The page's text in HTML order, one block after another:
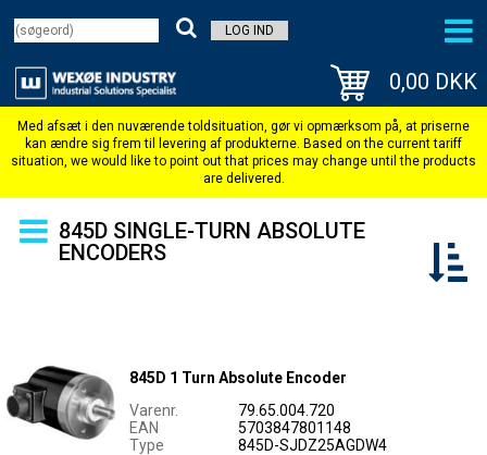
LOG IND
0,00 DKK
845D SINGLE-TURN ABSOLUTE
ENCODERS
845D 1 Turn Absolute Encoder
Varenr.
79.65.004.720
EAN
5703847801148
Type
845D-SJDZ25AGDW4